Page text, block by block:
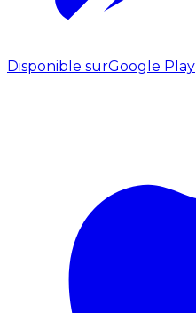
Disponible surGoogle Play